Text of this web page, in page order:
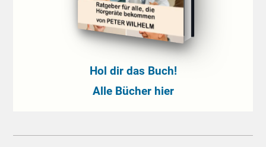
Hol dir das Buch!
Alle Bücher hier